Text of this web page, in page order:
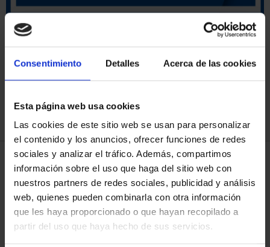
Consentimiento Detalles Acerca de las cookies
Esta página web usa cookies
Las cookies de este sitio web se usan para personalizar
el contenido y los anuncios, ofrecer funciones de redes
sociales y analizar el tráfico. Además, compartimos
información sobre el uso que haga del sitio web con
nuestros partners de redes sociales, publicidad y análisis
web, quienes pueden combinarla con otra información
que les haya proporcionado o que hayan recopilado a
partir del uso que haya hecho de sus servicios.
REFINAR
3 Productos encontrados